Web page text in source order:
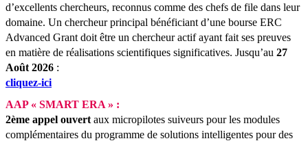
d’excellents chercheurs, reconnus comme des chefs de file dans leur
domaine. Un chercheur principal bénéficiant d’une bourse ERC
Advanced Grant doit être un chercheur actif ayant fait ses preuves
en matière de réalisations scientifiques significatives. Jusqu’au 27
Août 2026 :
cliquez-ici
AAP « SMART ERA » :
2ème appel ouvert aux micropilotes suiveurs pour les modules
complémentaires du programme de solutions intelligentes pour des